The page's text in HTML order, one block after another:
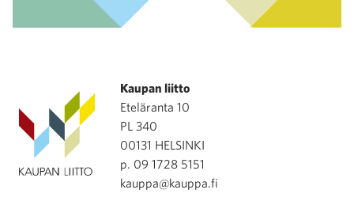
Kaupan liitto
Eteläranta 10
PL 340
00131 HELSINKI
p. 09 1728 5151
kauppa@kauppa.fi